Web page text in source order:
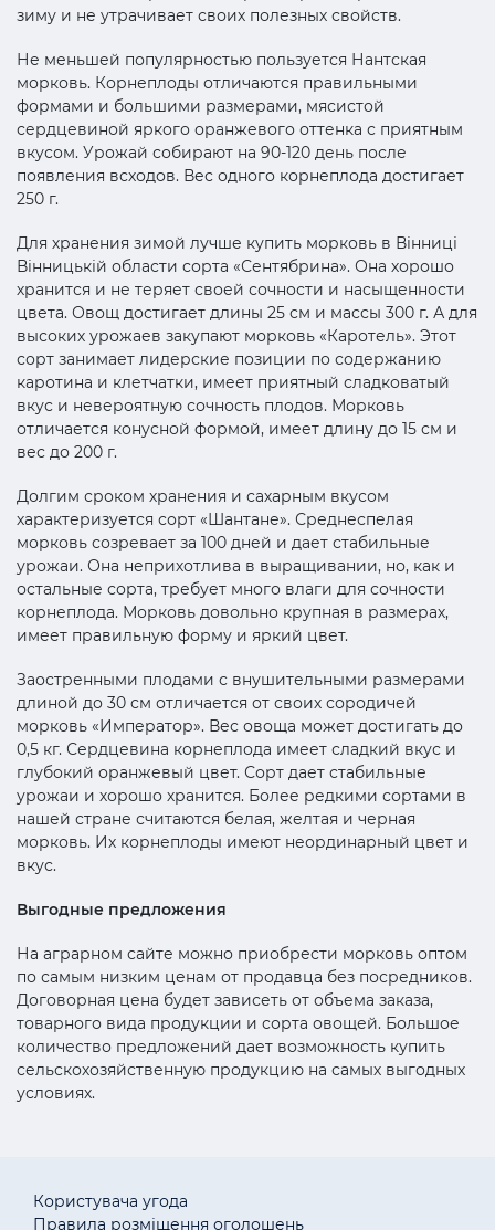
зиму и не утрачивает своих полезных свойств.
Не меньшей популярностью пользуется Нантская
морковь. Корнеплоды отличаются правильными
формами и большими размерами, мясистой
сердцевиной яркого оранжевого оттенка с приятным
вкусом. Урожай собирают на 90-120 день после
появления всходов. Вес одного корнеплода достигает
250 г.
Для хранения зимой лучше купить морковь в Вінниці
Вінницькій области сорта «Сентябрина». Она хорошо
хранится и не теряет своей сочности и насыщенности
цвета. Овощ достигает длины 25 см и массы 300 г. А для
высоких урожаев закупают морковь «Каротель». Этот
сорт занимает лидерские позиции по содержанию
каротина и клетчатки, имеет приятный сладковатый
вкус и невероятную сочность плодов. Морковь
отличается конусной формой, имеет длину до 15 см и
вес до 200 г.
Долгим сроком хранения и сахарным вкусом
характеризуется сорт «Шантане». Среднеспелая
морковь созревает за 100 дней и дает стабильные
урожаи. Она неприхотлива в выращивании, но, как и
остальные сорта, требует много влаги для сочности
корнеплода. Морковь довольно крупная в размерах,
имеет правильную форму и яркий цвет.
Заостренными плодами с внушительными размерами
длиной до 30 см отличается от своих сородичей
морковь «Император». Вес овоща может достигать до
0,5 кг. Сердцевина корнеплода имеет сладкий вкус и
глубокий оранжевый цвет. Сорт дает стабильные
урожаи и хорошо хранится. Более редкими сортами в
нашей стране считаются белая, желтая и черная
морковь. Их корнеплоды имеют неординарный цвет и
вкус.
Выгодные предложения
На аграрном сайте можно приобрести морковь оптом
по самым низким ценам от продавца без посредников.
Договорная цена будет зависеть от объема заказа,
товарного вида продукции и сорта овощей. Большое
количество предложений дает возможность купить
сельскохозяйственную продукцию на самых выгодных
условиях.
Користувача угода
Правила розміщення оголошень